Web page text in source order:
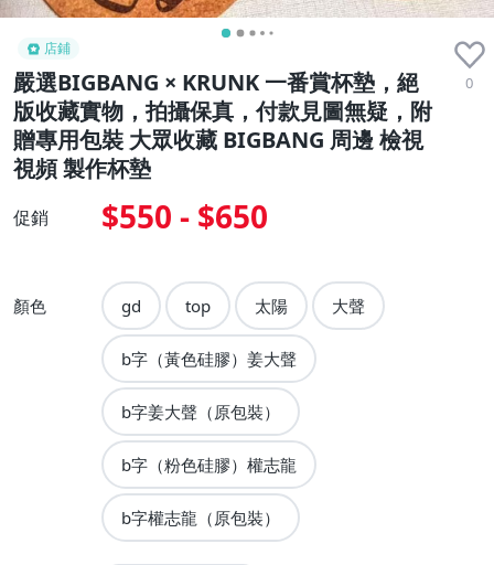
店鋪
嚴選BIGBANG × KRUNK 一番賞杯墊，絕
版收藏實物，拍攝保真，付款見圖無疑，附
贈專用包裝 大眾收藏 BIGBANG 周邊 檢視
視頻 製作杯墊
0
促銷 $550 - $650
顏色 gd top 太陽 大聲
b字（黃色硅膠）姜大聲
b字姜大聲（原包裝）
b字（粉色硅膠）權志龍
b字權志龍（原包裝）